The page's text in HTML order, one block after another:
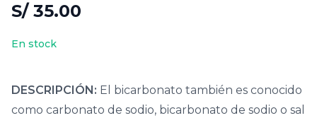
S/ 35.00
En stock
DESCRIPCIÓN: El bicarbonato también es conocido
como carbonato de sodio, bicarbonato de sodio o sal